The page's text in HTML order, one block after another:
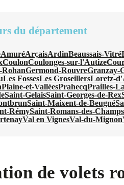
du département
AmuréArçaisArdinBeaussais-Vitré
CoulonCoulonges-sur-l'Autize
RohanGermond-RouvreGranzay-
Les FossesLes GroseillersLoretz-
Plaine-et-ValléesPrahecqPrailles-
Saint-GelaisSaint-Georges-de-Rex
Saint-Maixent-de-Beugné
RémySaint-Romans-des-Champs
Val en VignesVal-du-Mignon
de volets